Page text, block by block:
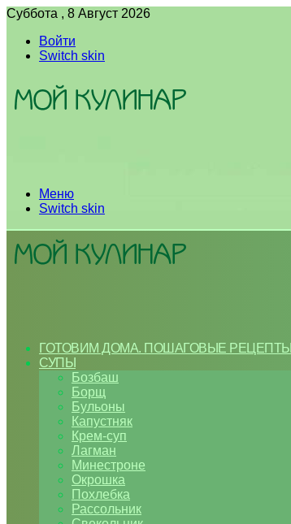
Суббота , 8 Август 2026
Войти
Switch skin
Меню
Switch skin
ГОТОВИМ ДОМА. ПОШАГОВЫЕ
СУПЫ
Бозбаш
Борщ
Бульоны
Капустняк
Крем-суп
Лагман
Минестроне
Окрошка
Похлебка
Рассольник